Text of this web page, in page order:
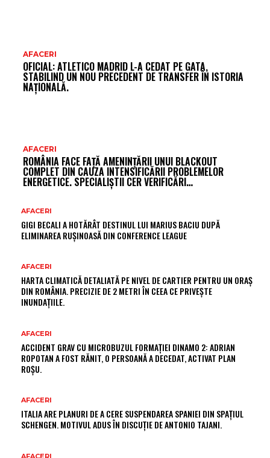
AFACERI
OFICIAL: ATLETICO MADRID L-A CEDAT PE GATA,
STABILIND UN NOU PRECEDENT DE TRANSFER ÎN ISTORIA
NAȚIONALĂ.
AFACERI
ROMÂNIA FACE FAȚĂ AMENINȚĂRII UNUI BLACKOUT
COMPLET DIN CAUZA INTENSIFICĂRII PROBLEMELOR
ENERGETICE. SPECIALIȘTII CER VERIFICĂRI…
AFACERI
GIGI BECALI A HOTĂRÂT DESTINUL LUI MARIUS BACIU DUPĂ
ELIMINAREA RUȘINOASĂ DIN CONFERENCE LEAGUE
AFACERI
HARTA CLIMATICĂ DETALIATĂ PE NIVEL DE CARTIER PENTRU UN ORAȘ
DIN ROMÂNIA. PRECIZIE DE 2 METRI ÎN CEEA CE PRIVEȘTE
INUNDAȚIILE.
AFACERI
ACCIDENT GRAV CU MICROBUZUL FORMAȚIEI DINAMO 2: ADRIAN
ROPOTAN A FOST RĂNIT, O PERSOANĂ A DECEDAT, ACTIVAT PLAN
ROȘU.
AFACERI
ITALIA ARE PLANURI DE A CERE SUSPENDAREA SPANIEI DIN SPAȚIUL
SCHENGEN. MOTIVUL ADUS ÎN DISCUȚIE DE ANTONIO TAJANI.
AFACERI